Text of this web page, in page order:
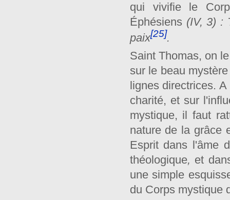
qui vivifie le
Éphésiens (IV, 3) :
paix[25].
Saint Thomas, on
sur le beau
lignes direc­trices.
charité, et sur
mystique, il faut
nature de la grâce
Esprit dans l'âme
théologique, et
une simple
du Corps mystique